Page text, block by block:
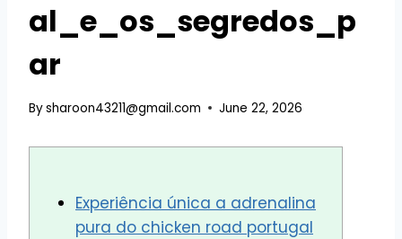
al_e_os_segredos_p
ar
Bysharoon43211@gmail.com June 22, 2026
Experiência única a adrenalina
pura do chicken road portugal